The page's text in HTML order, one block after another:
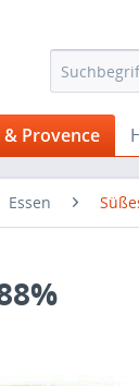
Provence
Essen